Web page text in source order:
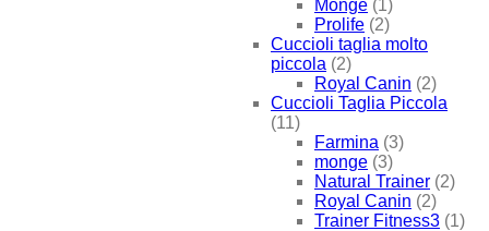
Monge (1)
Prolife (2)
Cuccioli taglia molto
piccola (2)
Royal Canin (2)
Cuccioli Taglia Piccola
(11)
Farmina (3)
monge (3)
Natural Trainer (2)
Royal Canin (2)
Trainer Fitness3 (1)